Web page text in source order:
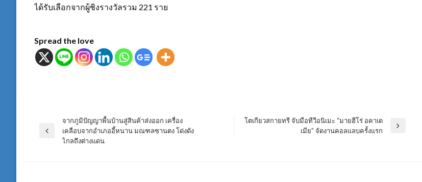
ได้รับเลือกจากผู้ชิงรางวัลรวม 221 ราย
Spread the love
แนะแนว
Previous
จากภูมิปัญญาพื้นบ้านสู่สินค้าส่งออก เครื่อง
เคลือบจากอำเภออี้หนาน มณฑลซานตง โด่งดัง
ไกลถึงต่างแดน
โตเกียวสกายทรี จับมือทีวีอนิเมะ “มายฮีโร่ อคาเด
เมีย” จัดงานคอลแลบครั้งแรก